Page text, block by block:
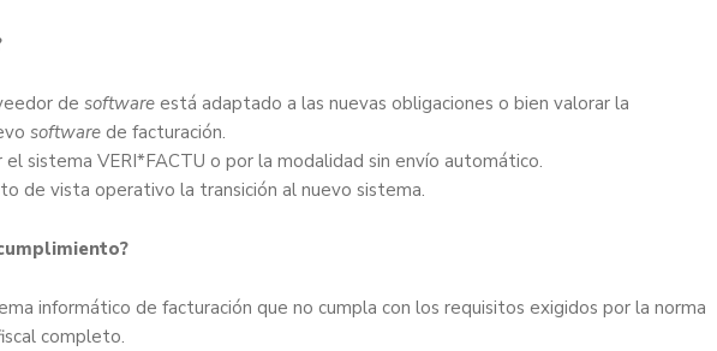
de software está adaptado a las nuevas obligaciones o bien valorar la
software de facturación.
sistema VERI*FACTU o por la modalidad sin envío automático.
de vista operativo la transición al nuevo sistema.
informático de facturación que no cumpla con los requisitos exigidos por la norma
completo.